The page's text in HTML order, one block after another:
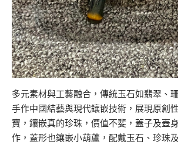
多元素材與工藝融合，傳統玉石如翡翠、
手作中國結藝與現代鑲嵌技術，展現原創
寶，鑲嵌真的珍珠，價值不斐，蓋子及壺
作，蓋形也鑲嵌小葫蘆，配戴玉石、珍珠